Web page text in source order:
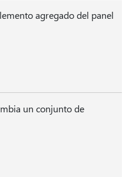
agregado del panel
un conjunto de